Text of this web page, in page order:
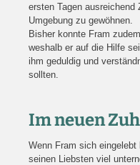
ersten Tagen
Umgebung zu gewöhnen.
Bisher konnte Fram
weshalb er auf die Hilfe
ihm geduldig und
sollten.
Im neuen
Wenn Fram sich
seinen Liebsten viel